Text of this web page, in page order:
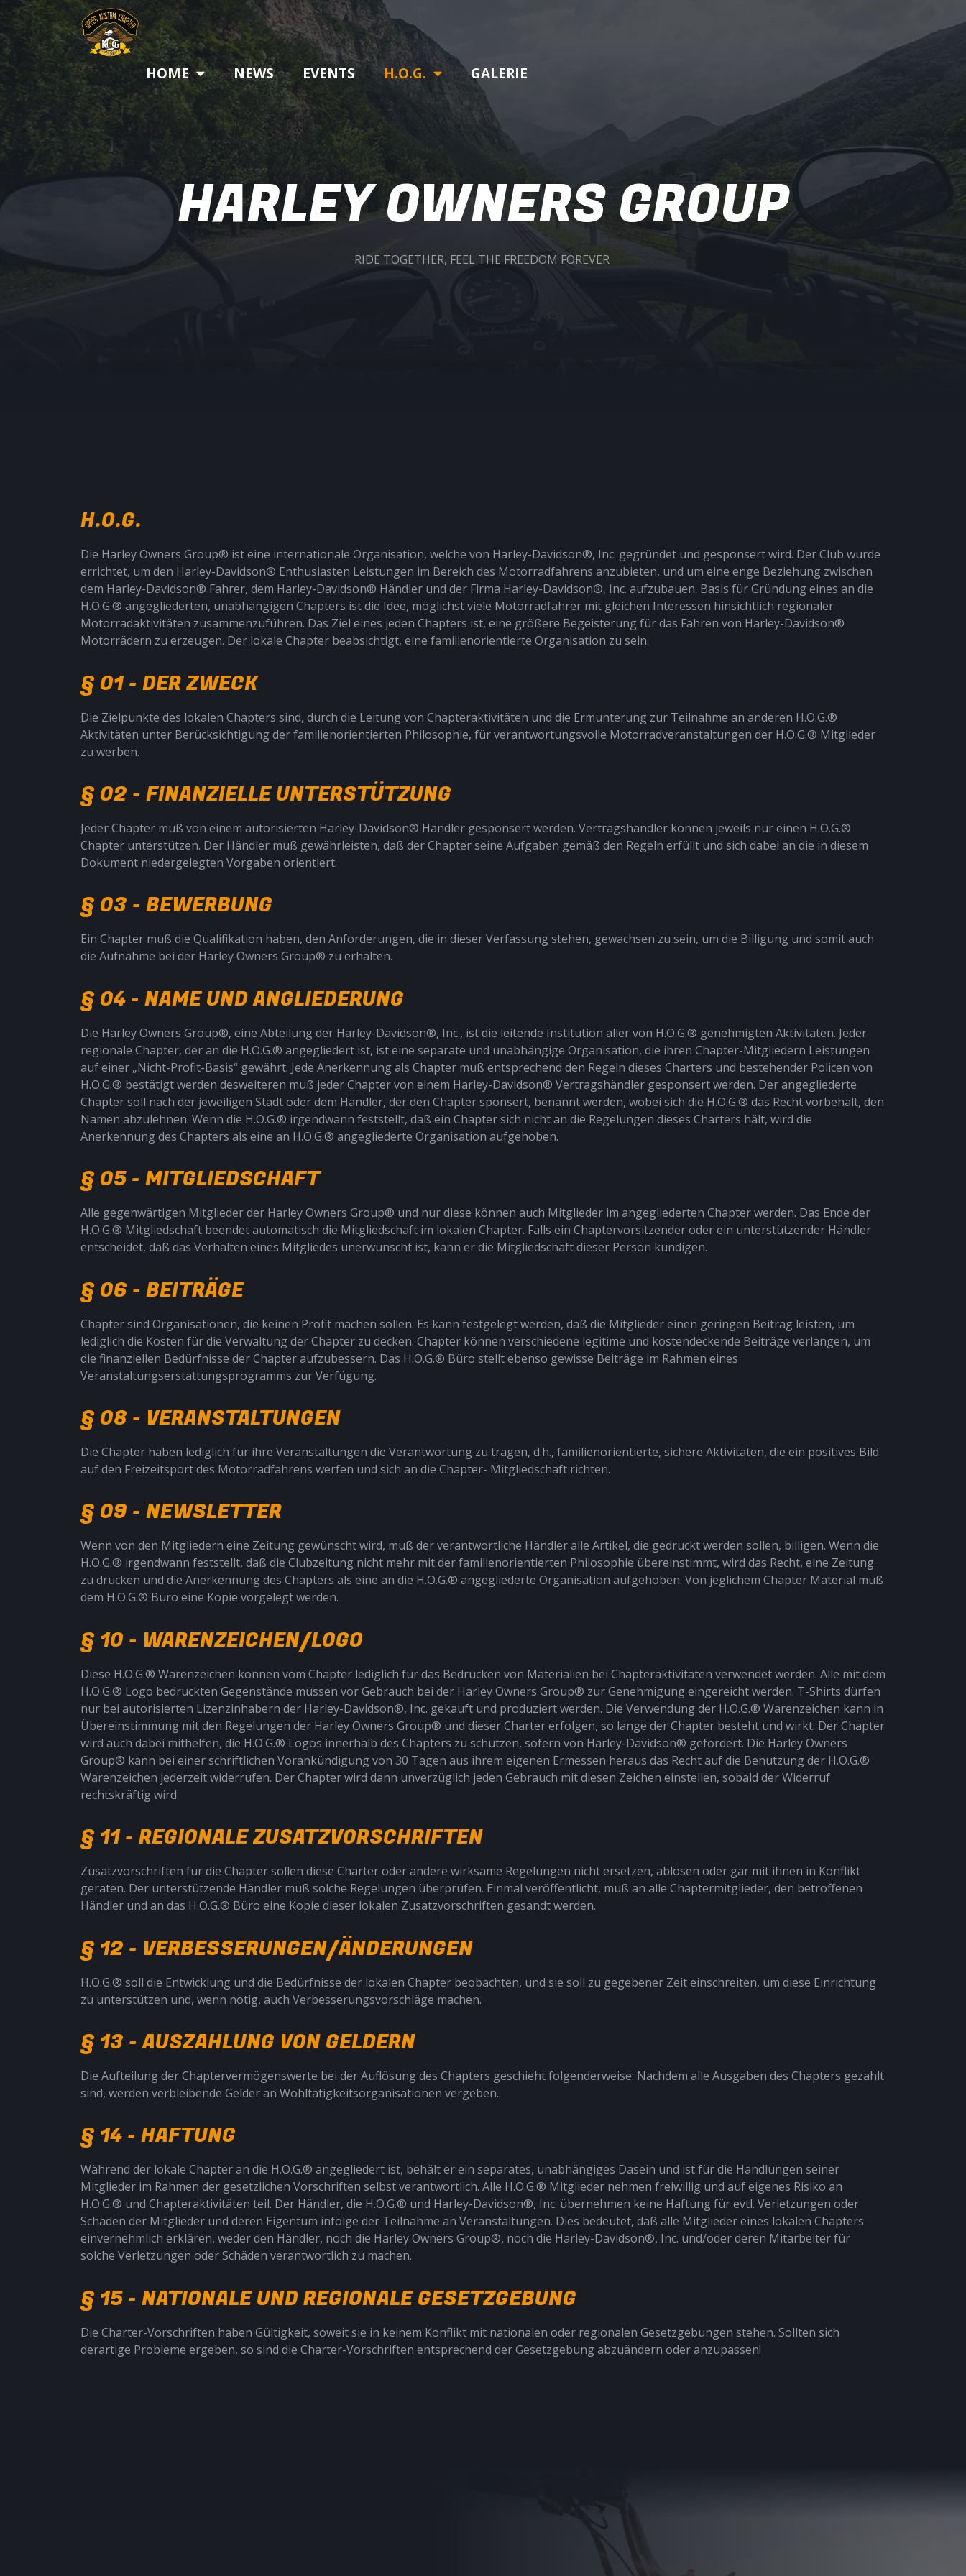
HOME NEWS EVENTS H.O.G. GALERIE
HARLEY OWNERS GROUP
RIDE TOGETHER, FEEL THE FREEDOM FOREVER
H.O.G.
Die Harley Owners Group® ist eine internationale Organisation, welche von Harley-Davidson®, Inc. gegründet und gesponsert wird. Der Club wurde
errichtet, um den Harley-Davidson® Enthusiasten Leistungen im Bereich des Motorradfahrens anzubieten, und um eine enge Beziehung zwischen
dem Harley-Davidson® Fahrer, dem Harley-Davidson® Händler und der Firma Harley-Davidson®, Inc. aufzubauen. Basis für Gründung eines an die
H.O.G.® angegliederten, unabhängigen Chapters ist die Idee, möglichst viele Motorradfahrer mit gleichen Interessen hinsichtlich regionaler
Motorradaktivitäten zusammenzuführen. Das Ziel eines jeden Chapters ist, eine größere Begeisterung für das Fahren von Harley-Davidson®
Motorrädern zu erzeugen. Der lokale Chapter beabsichtigt, eine familienorientierte Organisation zu sein.
§ 01 - DER ZWECK
Die Zielpunkte des lokalen Chapters sind, durch die Leitung von Chapteraktivitäten und die Ermunterung zur Teilnahme an anderen H.O.G.®
Aktivitäten unter Berücksichtigung der familienorientierten Philosophie, für verantwortungsvolle Motorradveranstaltungen der H.O.G.® Mitglieder
zu werben.
§ 02 - FINANZIELLE UNTERSTÜTZUNG
Jeder Chapter muß von einem autorisierten Harley-Davidson® Händler gesponsert werden. Vertragshändler können jeweils nur einen H.O.G.®
Chapter unterstützen. Der Händler muß gewährleisten, daß der Chapter seine Aufgaben gemäß den Regeln erfüllt und sich dabei an die in diesem
Dokument niedergelegten Vorgaben orientiert.
§ 03 - BEWERBUNG
Ein Chapter muß die Qualifikation haben, den Anforderungen, die in dieser Verfassung stehen, gewachsen zu sein, um die Billigung und somit auch
die Aufnahme bei der Harley Owners Group® zu erhalten.
§ 04 - NAME UND ANGLIEDERUNG
Die Harley Owners Group®, eine Abteilung der Harley-Davidson®, Inc., ist die leitende Institution aller von H.O.G.® genehmigten Aktivitäten. Jeder
regionale Chapter, der an die H.O.G.® angegliedert ist, ist eine separate und unabhängige Organisation, die ihren Chapter-Mitgliedern Leistungen
auf einer „Nicht-Profit-Basis“ gewährt. Jede Anerkennung als Chapter muß entsprechend den Regeln dieses Charters und bestehender Policen von
H.O.G.® bestätigt werden desweiteren muß jeder Chapter von einem Harley-Davidson® Vertragshändler gesponsert werden. Der angegliederte
Chapter soll nach der jeweiligen Stadt oder dem Händler, der den Chapter sponsert, benannt werden, wobei sich die H.O.G.® das Recht vorbehält, den
Namen abzulehnen. Wenn die H.O.G.® irgendwann feststellt, daß ein Chapter sich nicht an die Regelungen dieses Charters hält, wird die
Anerkennung des Chapters als eine an H.O.G.® angegliederte Organisation aufgehoben.
§ 05 - MITGLIEDSCHAFT
Alle gegenwärtigen Mitglieder der Harley Owners Group® und nur diese können auch Mitglieder im angegliederten Chapter werden. Das Ende der
H.O.G.® Mitgliedschaft beendet automatisch die Mitgliedschaft im lokalen Chapter. Falls ein Chaptervorsitzender oder ein unterstützender Händler
entscheidet, daß das Verhalten eines Mitgliedes unerwünscht ist, kann er die Mitgliedschaft dieser Person kündigen.
§ 06 - BEITRÄGE
Chapter sind Organisationen, die keinen Profit machen sollen. Es kann festgelegt werden, daß die Mitglieder einen geringen Beitrag leisten, um
lediglich die Kosten für die Verwaltung der Chapter zu decken. Chapter können verschiedene legitime und kostendeckende Beiträge verlangen, um
die finanziellen Bedürfnisse der Chapter aufzubessern. Das H.O.G.® Büro stellt ebenso gewisse Beiträge im Rahmen eines
Veranstaltungserstattungsprogramms zur Verfügung.
§ 08 - VERANSTALTUNGEN
Die Chapter haben lediglich für ihre Veranstaltungen die Verantwortung zu tragen, d.h., familienorientierte, sichere Aktivitäten, die ein positives Bild
auf den Freizeitsport des Motorradfahrens werfen und sich an die Chapter- Mitgliedschaft richten.
§ 09 - NEWSLETTER
Wenn von den Mitgliedern eine Zeitung gewünscht wird, muß der verantwortliche Händler alle Artikel, die gedruckt werden sollen, billigen. Wenn die
H.O.G.® irgendwann feststellt, daß die Clubzeitung nicht mehr mit der familienorientierten Philosophie übereinstimmt, wird das Recht, eine Zeitung
zu drucken und die Anerkennung des Chapters als eine an die H.O.G.® angegliederte Organisation aufgehoben. Von jeglichem Chapter Material muß
dem H.O.G.® Büro eine Kopie vorgelegt werden.
§ 10 - WARENZEICHEN/LOGO
Diese H.O.G.® Warenzeichen können vom Chapter lediglich für das Bedrucken von Materialien bei Chapteraktivitäten verwendet werden. Alle mit dem
H.O.G.® Logo bedruckten Gegenstände müssen vor Gebrauch bei der Harley Owners Group® zur Genehmigung eingereicht werden. T-Shirts dürfen
nur bei autorisierten Lizenzinhabern der Harley-Davidson®, Inc. gekauft und produziert werden. Die Verwendung der H.O.G.® Warenzeichen kann in
Übereinstimmung mit den Regelungen der Harley Owners Group® und dieser Charter erfolgen, so lange der Chapter besteht und wirkt. Der Chapter
wird auch dabei mithelfen, die H.O.G.® Logos innerhalb des Chapters zu schützen, sofern von Harley-Davidson® gefordert. Die Harley Owners
Group® kann bei einer schriftlichen Vorankündigung von 30 Tagen aus ihrem eigenen Ermessen heraus das Recht auf die Benutzung der H.O.G.®
Warenzeichen jederzeit widerrufen. Der Chapter wird dann unverzüglich jeden Gebrauch mit diesen Zeichen einstellen, sobald der Widerruf
rechtskräftig wird.
§ 11 - REGIONALE ZUSATZVORSCHRIFTEN
Zusatzvorschriften für die Chapter sollen diese Charter oder andere wirksame Regelungen nicht ersetzen, ablösen oder gar mit ihnen in Konflikt
geraten. Der unterstützende Händler muß solche Regelungen überprüfen. Einmal veröffentlicht, muß an alle Chaptermitglieder, den betroffenen
Händler und an das H.O.G.® Büro eine Kopie dieser lokalen Zusatzvorschriften gesandt werden.
§ 12 - VERBESSERUNGEN/ÄNDERUNGEN
H.O.G.® soll die Entwicklung und die Bedürfnisse der lokalen Chapter beobachten, und sie soll zu gegebener Zeit einschreiten, um diese Einrichtung
zu unterstützen und, wenn nötig, auch Verbesserungsvorschläge machen.
§ 13 - AUSZAHLUNG VON GELDERN
Die Aufteilung der Chaptervermögenswerte bei der Auflösung des Chapters geschieht folgenderweise: Nachdem alle Ausgaben des Chapters gezahlt
sind, werden verbleibende Gelder an Wohltätigkeitsorganisationen vergeben..
§ 14 - HAFTUNG
Während der lokale Chapter an die H.O.G.® angegliedert ist, behält er ein separates, unabhängiges Dasein und ist für die Handlungen seiner
Mitglieder im Rahmen der gesetzlichen Vorschriften selbst verantwortlich. Alle H.O.G.® Mitglieder nehmen freiwillig und auf eigenes Risiko an
H.O.G.® und Chapteraktivitäten teil. Der Händler, die H.O.G.® und Harley-Davidson®, Inc. übernehmen keine Haftung für evtl. Verletzungen oder
Schäden der Mitglieder und deren Eigentum infolge der Teilnahme an Veranstaltungen. Dies bedeutet, daß alle Mitglieder eines lokalen Chapters
einvernehmlich erklären, weder den Händler, noch die Harley Owners Group®, noch die Harley-Davidson®, Inc. und/oder deren Mitarbeiter für
solche Verletzungen oder Schäden verantwortlich zu machen.
§ 15 - NATIONALE UND REGIONALE GESETZGEBUNG
Die Charter-Vorschriften haben Gültigkeit, soweit sie in keinem Konflikt mit nationalen oder regionalen Gesetzgebungen stehen. Sollten sich
derartige Probleme ergeben, so sind die Charter-Vorschriften entsprechend der Gesetzgebung abzuändern oder anzupassen!